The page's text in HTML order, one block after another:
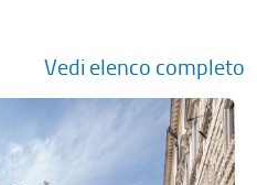
Vedi elenco completo